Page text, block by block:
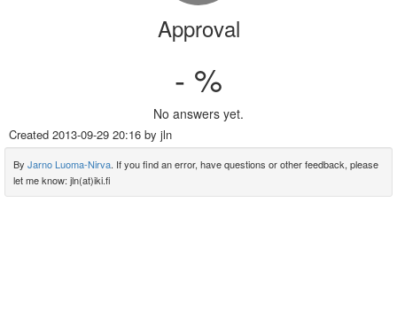
Approval
- %
No answers yet.
Created 2013-09-29 20:16 by jln
By Jarno Luoma-Nirva. If you find an error, have questions or other feedback, please
let me know: jln(at)iki.fi